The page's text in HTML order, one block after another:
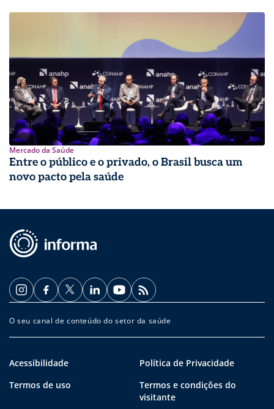
Mercado da Saúde
Entre o público e o privado, o Brasil busca um
novo pacto pela saúde
O seu canal de conteúdo do setor da saúde
Acessibilidade
Política de Privacidade
Termos de uso
Termos e condições do
visitante